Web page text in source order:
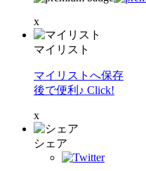
x
マイリスト
マイリストへ保存
後で便利♪ Click!
x
シェア